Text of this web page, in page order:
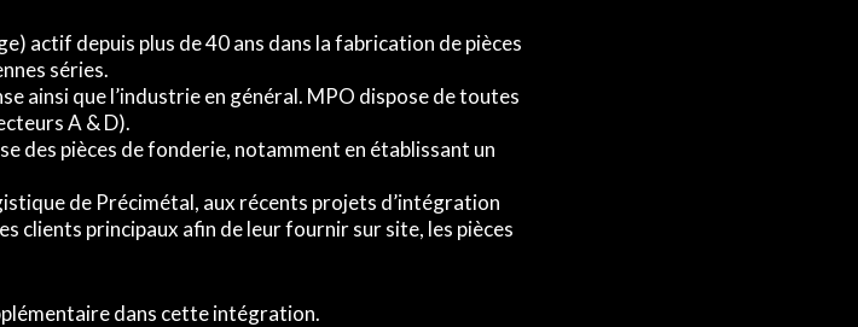
actif depuis plus de 40 ans dans la fabrication de pièces
séries.
ainsi que l’industrie en général. MPO dispose de toutes
A & D).
des pièces de fonderie, notamment en établissant un
de Précimétal, aux récents projets d’intégration
clients principaux afin de leur fournir sur site, les pièces
dans cette intégration.